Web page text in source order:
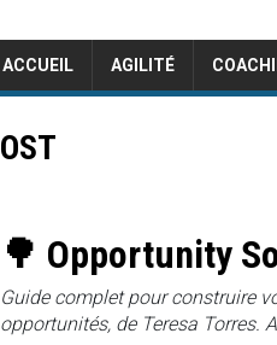
ACCUEIL AGILITÉ
OST
🌳 Opportunity
Guide complet pour construire
opportunités, de Teresa Torres.